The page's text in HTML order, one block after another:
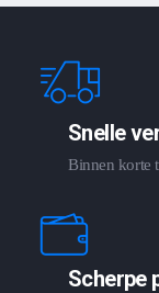
Snelle
Binnen korte
Scherpe